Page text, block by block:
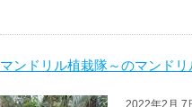
マンドリル植栽隊～のマンド
2022年2月 7